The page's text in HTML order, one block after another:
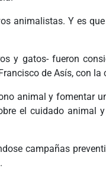
animalistas. Y es
y gatos- fueron
de Asís, con
animal y fomentar
el cuidado
campañas